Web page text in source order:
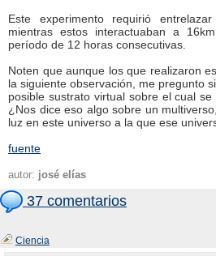
Este experimento requirió
mientras estos interactuaban a
período de 12 horas consecutivas.
Noten que aunque los que realizaron
la siguiente observación, me pregunto
posible sustrato virtual sobre el cual se
¿Nos dice eso algo sobre un
luz en este universo a la que ese
fuente
autor: josé elías
37 comentarios
Ciencia